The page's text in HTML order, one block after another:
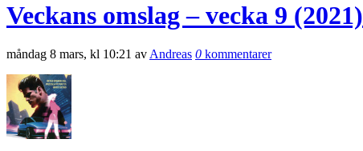
Veckans omslag – vecka 9 (2021)
måndag 8 mars, kl 10:21 avAndreas 0 kommentarer